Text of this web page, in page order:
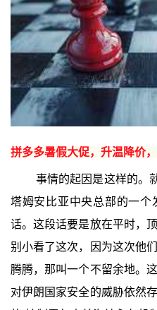
拼多多暑假大促，升温降价
事情的起因是这样的。
塔姆安比亚中央总部的一
话。这段话要是放在平时，
别小看了这次，因为这次他
腾腾，那叫一个不留余地。
对伊朗国家安全的威胁依然